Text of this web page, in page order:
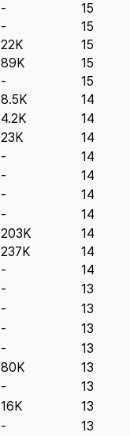
-
15
-
15
22K
15
89K
15
-
15
8.5K
14
4.2K
14
23K
14
-
14
-
14
-
14
-
14
203K
14
237K
14
-
14
-
13
-
13
-
13
-
13
80K
13
-
13
16K
13
-
13